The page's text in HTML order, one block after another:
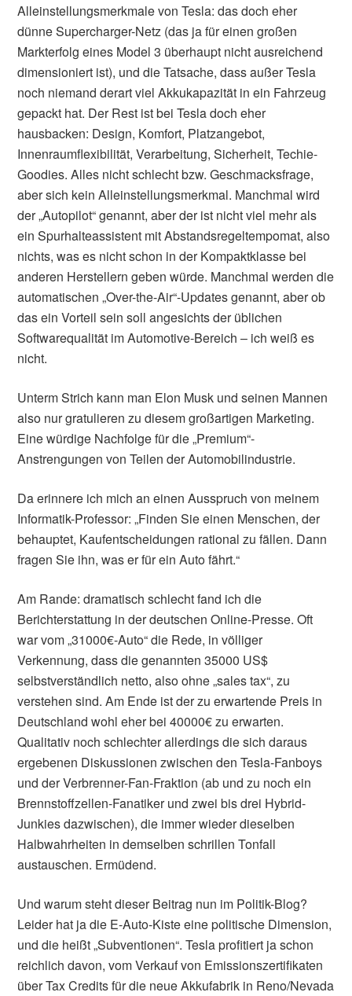
Alleinstellungsmerkmale von Tesla: das doch eher
dünne Supercharger-Netz (das ja für einen großen
Markterfolg eines Model 3 überhaupt nicht ausreichend
dimensioniert ist), und die Tatsache, dass außer Tesla
noch niemand derart viel Akkukapazität in ein Fahrzeug
gepackt hat. Der Rest ist bei Tesla doch eher
hausbacken: Design, Komfort, Platzangebot,
Innenraumflexibilität, Verarbeitung, Sicherheit, Techie-
Goodies. Alles nicht schlecht bzw. Geschmacksfrage,
aber sich kein Alleinstellungsmerkmal. Manchmal wird
der „Autopilot“ genannt, aber der ist nicht viel mehr als
ein Spurhalteassistent mit Abstandsregeltempomat, also
nichts, was es nicht schon in der Kompaktklasse bei
anderen Herstellern geben würde. Manchmal werden die
automatischen „Over-the-Air“-Updates genannt, aber ob
das ein Vorteil sein soll angesichts der üblichen
Softwarequalität im Automotive-Bereich – ich weiß es
nicht.
Unterm Strich kann man Elon Musk und seinen Mannen
also nur gratulieren zu diesem großartigen Marketing.
Eine würdige Nachfolge für die „Premium“-
Anstrengungen von Teilen der Automobilindustrie.
Da erinnere ich mich an einen Ausspruch von meinem
Informatik-Professor: „Finden Sie einen Menschen, der
behauptet, Kaufentscheidungen rational zu fällen. Dann
fragen Sie ihn, was er für ein Auto fährt.“
Am Rande: dramatisch schlecht fand ich die
Berichterstattung in der deutschen Online-Presse. Oft
war vom „31000€-Auto“ die Rede, in völliger
Verkennung, dass die genannten 35000 US$
selbstverständlich netto, also ohne „sales tax“, zu
verstehen sind. Am Ende ist der zu erwartende Preis in
Deutschland wohl eher bei 40000€ zu erwarten.
Qualitativ noch schlechter allerdings die sich daraus
ergebenen Diskussionen zwischen den Tesla-Fanboys
und der Verbrenner-Fan-Fraktion (ab und zu noch ein
Brennstoffzellen-Fanatiker und zwei bis drei Hybrid-
Junkies dazwischen), die immer wieder dieselben
Halbwahrheiten in demselben schrillen Tonfall
austauschen. Ermüdend.
Und warum steht dieser Beitrag nun im Politik-Blog?
Leider hat ja die E-Auto-Kiste eine politische Dimension,
und die heißt „Subventionen“. Tesla profitiert ja schon
reichlich davon, vom Verkauf von Emissionszertifikaten
über Tax Credits für die neue Akkufabrik in Reno/Nevada